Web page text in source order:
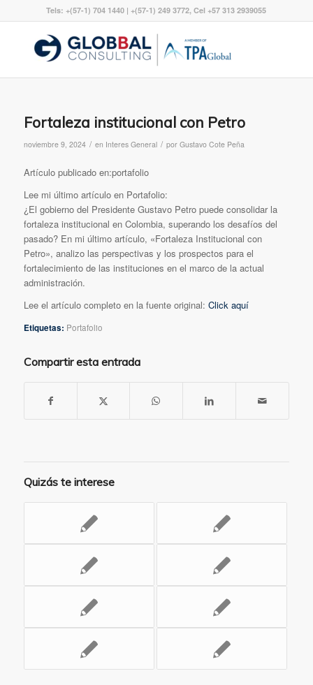
Tels: +(57-1) 704 1440 | +(57-1) 249 3772, Cel +57 313 2939055
Fortaleza institucional con Petro
noviembre 9, 2024 / en Interes General / por Gustavo Cote Peña
Artículo publicado en:portafolio
Lee mi último artículo en Portafolio:
¿El gobierno del Presidente Gustavo Petro puede consolidar la
fortaleza institucional en Colombia, superando los desafíos del
pasado? En mi último artículo, «Fortaleza Institucional con
Petro», analizo las perspectivas y los prospectos para el
fortalecimiento de las instituciones en el marco de la actual
administración.
Lee el artículo completo en la fuente original: Click aquí
Etiquetas: Portafolio
Compartir esta entrada
Quizás te interese